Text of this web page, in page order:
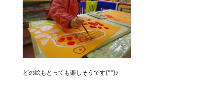
どの絵もとっても楽しそうです(^^)♪